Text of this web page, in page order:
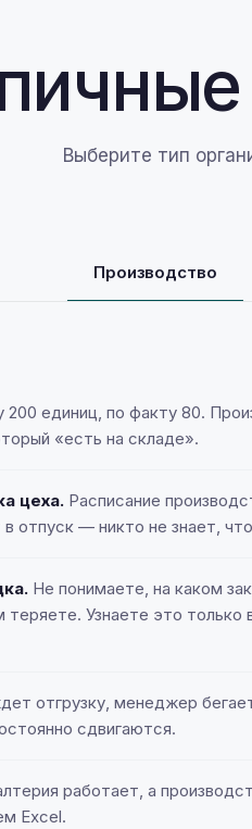
оплата, отгрузки, переписка
Выберите тип
Производство
200 единиц, по факту 80.
«есть на складе».
цеха. Расписание
отпуск — никто не знает,
Не понимаете, на каком
теряете. Узнаете это только
отгрузку, менеджер
сдвигаются.
работает, а
Excel.